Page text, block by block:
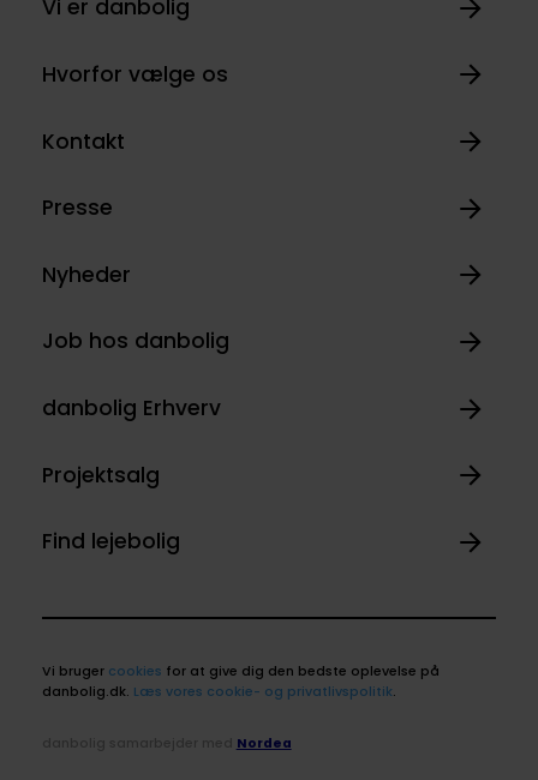
Vi er danbolig
Hvorfor vælge os
Kontakt
Presse
Nyheder
Job hos danbolig
danbolig Erhverv
Projektsalg
Find lejebolig
Vi bruger cookies for at give dig den bedste oplevelse på
danbolig.dk. Læs vores cookie- og privatlivspolitik.
Nordea